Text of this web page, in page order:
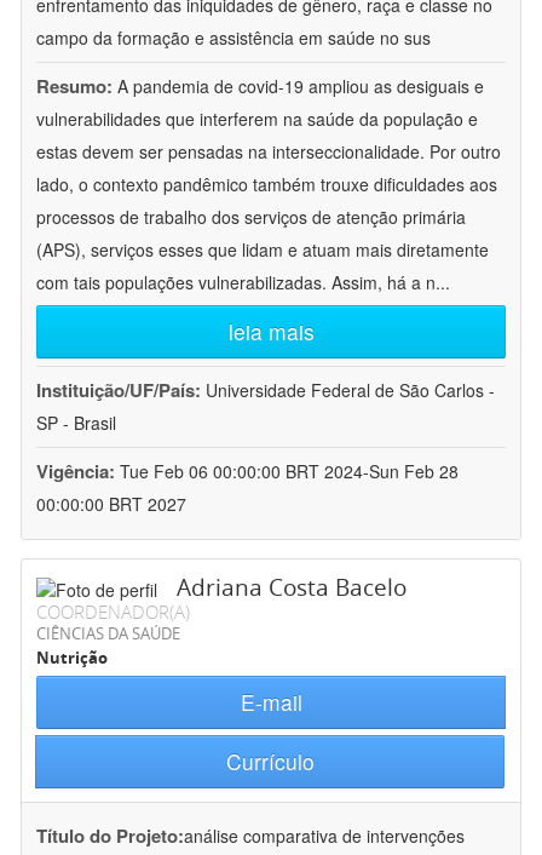
enfrentamento das iniquidades de gênero, raça e classe no
campo da formação e assistência em saúde no sus
Resumo: A pandemia de covid-19 ampliou as desiguais e
vulnerabilidades que interferem na saúde da população e
estas devem ser pensadas na interseccionalidade. Por outro
lado, o contexto pandêmico também trouxe dificuldades aos
processos de trabalho dos serviços de atenção primária
(APS), serviços esses que lidam e atuam mais diretamente
com tais populações vulnerabilizadas. Assim, há a n...
leia mais
Instituição/UF/País: Universidade Federal de São Carlos -
SP - Brasil
Vigência: Tue Feb 06 00:00:00 BRT 2024-Sun Feb 28
00:00:00 BRT 2027
Adriana Costa Bacelo
COORDENADOR(A)
CIÊNCIAS DA SAÚDE
Nutrição
E-mail
Currículo
Título do Projeto:análise comparativa de intervenções